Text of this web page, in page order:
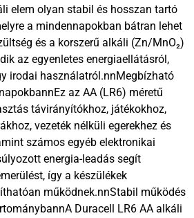
elem olyan stabil és hosszan tartó
a mindennapokban bátran lehet
és a korszerű alkáli (Zn/MnO₂)
az egyenletes energiaellátásról,
irodai használatról.nnMegbízható
az AA (LR6) méretű
távirányítókhoz, játékokhoz,
vezeték nélküli egerekhez és
számos egyéb elektronikai
energia-leadás segít
így a készülékek
működnek.nnStabil működés
Duracell LR6 AA alkáli